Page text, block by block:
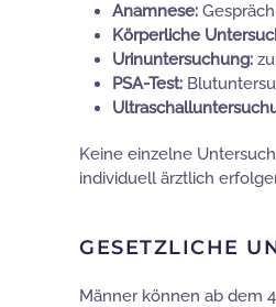
Anamnese:
Körperliche
Urinuntersuchung:
PSA-Test:
Keine einzelne
individuell ärztlich
GESETZLICHE
Männer können ab dem